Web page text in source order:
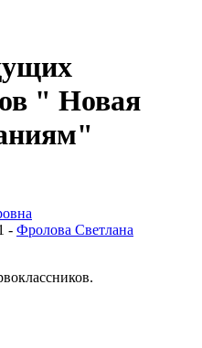
" Новая
- Фролова Светлана